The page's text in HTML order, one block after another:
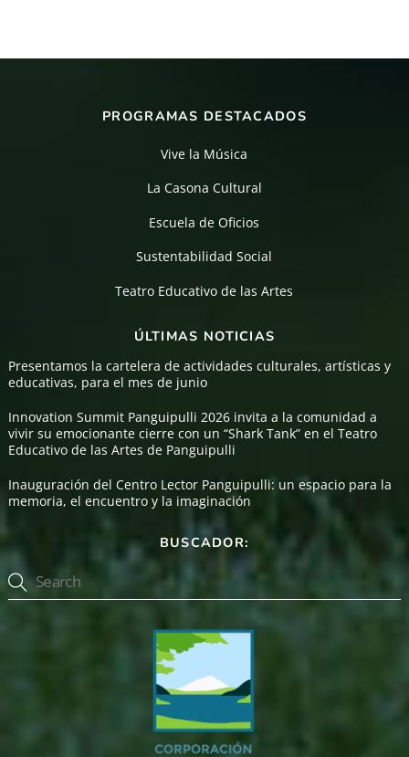
PROGRAMAS DESTACADOS
Vive la Música
La Casona Cultural
Escuela de Oficios
Sustentabilidad Social
Teatro Educativo de las Artes
ÚLTIMAS NOTICIAS
Presentamos la cartelera de actividades culturales, artísticas y
educativas, para el mes de junio
Innovation Summit Panguipulli 2026 invita a la comunidad a
vivir su emocionante cierre con un “Shark Tank” en el Teatro
Educativo de las Artes de Panguipulli
Inauguración del Centro Lector Panguipulli: un espacio para la
memoria, el encuentro y la imaginación
BUSCADOR: